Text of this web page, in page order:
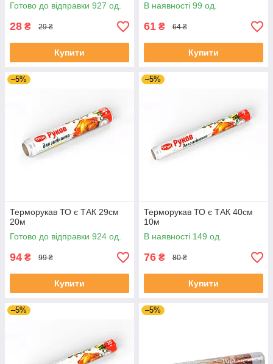
Готово до відправки 927 од.
28 ₴ 29 ₴
Купити
В наявності 99 од.
61 ₴ 64 ₴
Купити
–5%
Терморукав ТО є ТАК 29см
20м
Готово до відправки 924 од.
94 ₴ 99 ₴
Купити
–5%
Терморукав ТО є ТАК 40см
10м
В наявності 149 од.
76 ₴ 80 ₴
Купити
–5% –5%